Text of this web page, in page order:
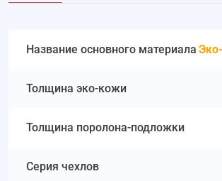
Название основного материала
Толщина эко-кожи
Толщина поролона-подложки
Серия чехлов